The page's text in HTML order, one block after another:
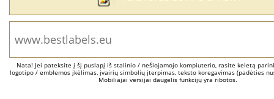
Nata! Jei pateksite į šį puslapį iš stalinio / nešiojamojo kompiuterio, rasite keletą
logotipo / emblemos įkėlimas, įvairių simbolių įterpimas, teksto koregavimas (padėties
Mobiliajai versijai daugelis funkcijų yra ribotos.